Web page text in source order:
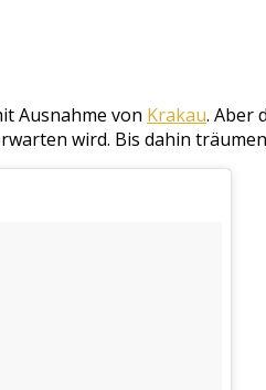
Ausnahme von Krakau. Aber
wird. Bis dahin